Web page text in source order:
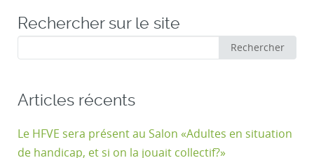
Rechercher sur le site
:
Rechercher
Articles récents
Le HFVE sera présent au Salon «Adultes en situation
de handicap, et si on la jouait collectif?»